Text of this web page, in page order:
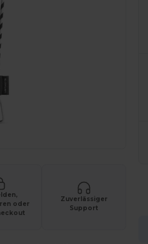
oder
Zuverlässiger
Support